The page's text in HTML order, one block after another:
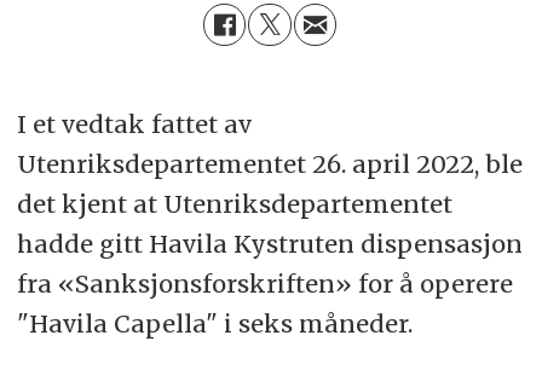
I et vedtak fattet av
Utenriksdepartementet 26. april 2022, ble
det kjent at Utenriksdepartementet
hadde gitt Havila Kystruten dispensasjon
fra «Sanksjonsforskriften» for å operere
"Havila Capella" i seks måneder.